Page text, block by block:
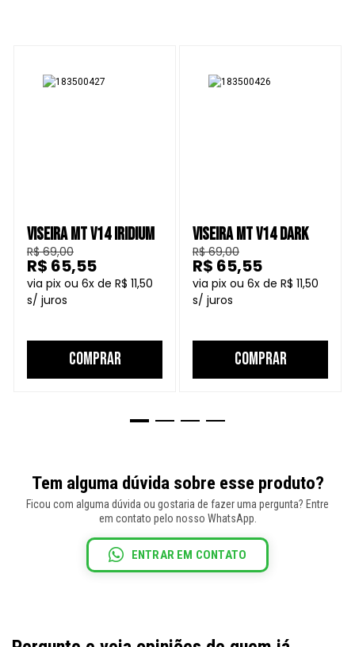
VISEIRA MT V14 IRIDIUM
R$ 69,00
6
R$ 11,50
R$ 65,55
COMPRAR
VISEIRA MT V14 DARK
R$ 69,00
6
R$ 11,50
R$ 65,55
COMPRAR
Tem alguma dúvida sobre esse produto?
Ficou com alguma dúvida ou gostaria de fazer uma pergunta? Entre
em contato pelo nosso WhatsApp.
ENTRAR EM CONTATO